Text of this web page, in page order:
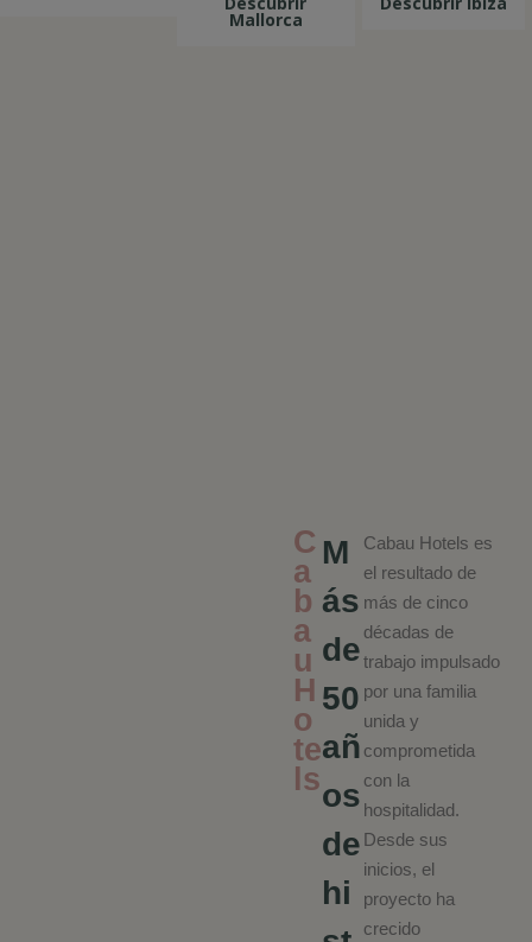
Mallorca
C
a
b
a
u
H
o
te
ls
M
ás
de
50
añ
os
de
hi
Cabau Hotels es
el resultado de
más de cinco
décadas de
trabajo impulsado
por una familia
unida y
comprometida
con la
hospitalidad.
Desde sus
inicios, el
proyecto ha
crecido